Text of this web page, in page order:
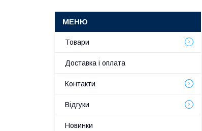
Товари
Доставка і оплата
Контакти
Відгуки
Новинки